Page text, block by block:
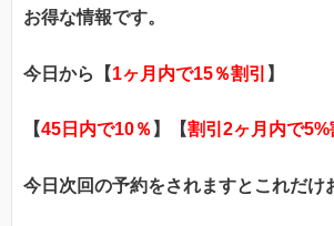
お得な情報です。
今日から【1ヶ月内で15％割引 】
【45日内で10％ 】【割引2ヶ月内で5%
今日次回の予約をされますとこれだけ